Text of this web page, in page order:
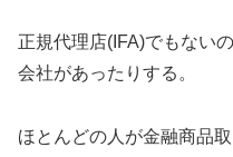
正規代理店(IFA)でもない
会社があったりする。
ほとんどの人が金融商品